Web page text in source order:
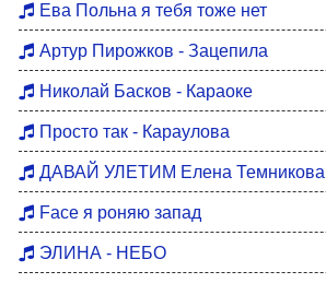
Ева Польна я тебя тоже нет
Артур Пирожков - Зацепила
Николай Басков - Караоке
Просто так - Караулова
ДАВАЙ УЛЕТИМ Елена Темникова
Face я роняю запад
ЭЛИНА - НЕБО